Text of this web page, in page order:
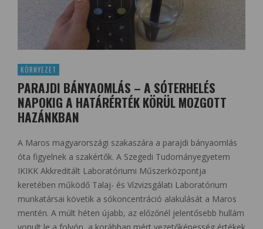
KÖRNYEZET
PARAJDI BÁNYAOMLÁS – A SÓTERHELÉS
NAPOKIG A HATÁRÉRTÉK KÖRÜL MOZGOTT
HAZÁNKBAN
A Maros magyarországi szakaszára a parajdi bányaomlás
óta figyelnek a szakértők. A Szegedi Tudományegyetem
IKIKK Akkreditált Laboratóriumi Műszerközpontja
keretében működő Talaj- és Vízvizsgálati Laboratórium
munkatársai követik a sókoncentráció alakulását a Maros
mentén. A múlt héten újabb, az előzőnél jelentősebb hullám